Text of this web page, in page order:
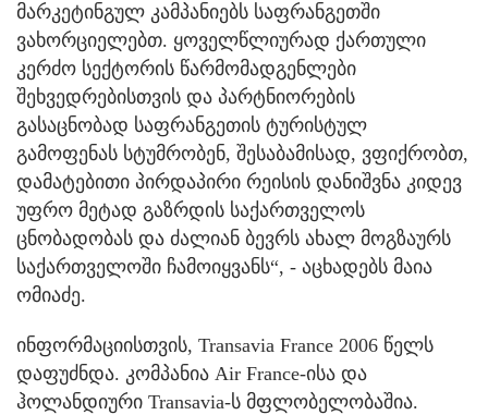
მარკეტინგულ კამპანიებს საფრანგეთში
ვახორციელებთ. ყოველწლიურად ქართული
კერძო სექტორის წარმომადგენლები
შეხვედრებისთვის და პარტნიორების
გასაცნობად საფრანგეთის ტურისტულ
გამოფენას სტუმრობენ, შესაბამისად, ვფიქრობთ,
დამატებითი პირდაპირი რეისის დანიშვნა კიდევ
უფრო მეტად გაზრდის საქართველოს
ცნობადობას და ძალიან ბევრს ახალ მოგზაურს
საქართველოში ჩამოიყვანს“, - აცხადებს მაია
ომიაძე.
ინფორმაციისთვის, Transavia France 2006 წელს
დაფუძნდა. კომპანია Air France-ისა და
ჰოლანდიური Transavia-ს მფლობელობაშია.